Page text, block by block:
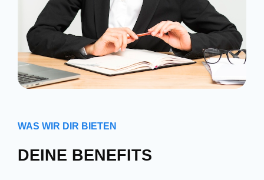
WAS WIR DIR BIETEN
DEINE BENEFITS